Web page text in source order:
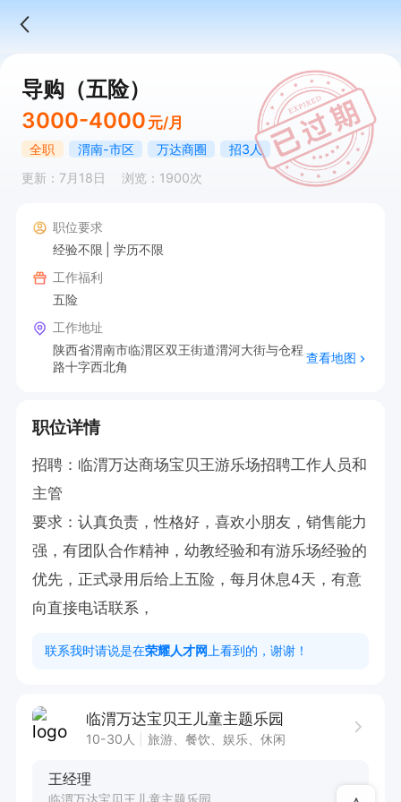
导购（五险）
3000-4000 元/月
全职 渭南-市区 万达商圈
招3人
更新：7月18日
浏览：1900次
职位要求
经验不限
学历不限
工作福利
五险
工作地址
陕西省渭南市临渭区双王街道渭河大街与仓程
路十字西北角
查看地图
职位详情
招聘：临渭万达商场宝贝王游乐场招聘工作人员和
主管
要求：认真负责，性格好，喜欢小朋友，销售能力
强，有团队合作精神，幼教经验和有游乐场经验的
优先，正式录用后给上五险，每月休息4天，有意
向直接电话联系，
联系我时请说是在荣耀人才网 上看到的，谢谢！
临渭万达宝贝王儿童主题乐园
10-30人 旅游、餐饮、娱乐、休闲
王经理